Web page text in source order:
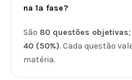
na 1ª fase?
São 80 questões objetivas
40 (50%). Cada questão
matéria.